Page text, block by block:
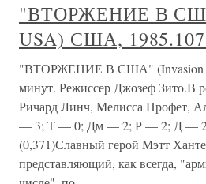
"ВТОРЖЕНИЕ В
USA) США,
"ВТОРЖЕНИЕ В США" (Invasion
минут. Режиссер Джозеф Зито.В
Ричард Линч, Мелисса Профет,
— 3; Т — 0; Дм — 2; Р — 2; Д —
(0,371)Славный герой Мэтт
представляющий, как всегда,